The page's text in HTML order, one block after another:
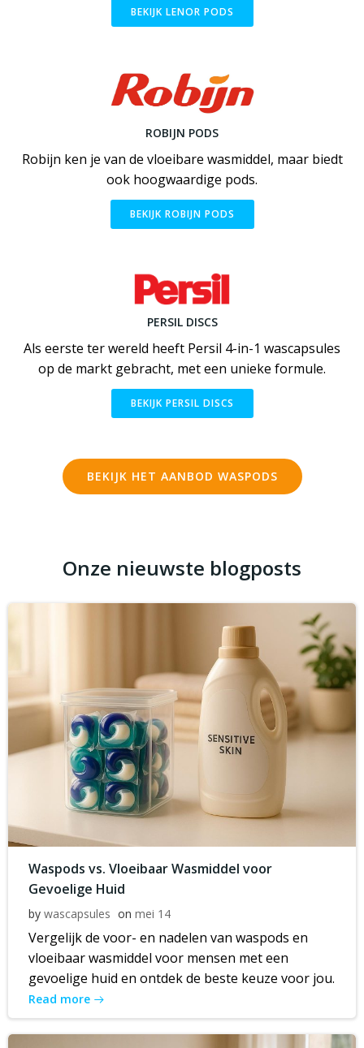
BEKIJK LENOR PODS
ROBIJN PODS
Robijn ken je van de vloeibare wasmiddel, maar biedt
ook hoogwaardige pods.
BEKIJK ROBIJN PODS
PERSIL DISCS
Als eerste ter wereld heeft Persil 4-in-1 wascapsules
op de markt gebracht, met een unieke formule.
BEKIJK PERSIL DISCS
BEKIJK HET AANBOD WASPODS
Onze nieuwste blogposts
Waspods vs. Vloeibaar Wasmiddel voor
Gevoelige Huid
by wascapsules on mei 14
Vergelijk de voor- en nadelen van waspods en
vloeibaar wasmiddel voor mensen met een
gevoelige huid en ontdek de beste keuze voor jou.
Read more